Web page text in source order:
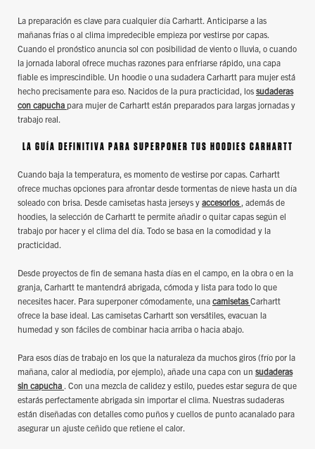
La preparación es clave para cualquier día Carhartt. Anticiparse a las
mañanas frías o al clima impredecible empieza por vestirse por capas.
Cuando el pronóstico anuncia sol con posibilidad de viento o lluvia, o cuando
la jornada laboral ofrece muchas razones para enfriarse rápido, una capa
fiable es imprescindible. Un hoodie o una sudadera Carhartt para mujer está
hecho precisamente para eso. Nacidos de la pura practicidad, los sudaderas
con capucha para mujer de Carhartt están preparados para largas jornadas y
trabajo real.
LA GUÍA DEFINITIVA PARA SUPERPONER TUS HOODIES CARHARTT
Cuando baja la temperatura, es momento de vestirse por capas. Carhartt
ofrece muchas opciones para afrontar desde tormentas de nieve hasta un día
soleado con brisa. Desde camisetas hasta jerseys y accesorios , además de
hoodies, la selección de Carhartt te permite añadir o quitar capas según el
trabajo por hacer y el clima del día. Todo se basa en la comodidad y la
practicidad.
Desde proyectos de fin de semana hasta días en el campo, en la obra o en la
granja, Carhartt te mantendrá abrigada, cómoda y lista para todo lo que
necesites hacer. Para superponer cómodamente, una camisetasCarhartt
ofrece la base ideal. Las camisetas Carhartt son versátiles, evacuan la
humedad y son fáciles de combinar hacia arriba o hacia abajo.
Para esos días de trabajo en los que la naturaleza da muchos giros (frío por la
mañana, calor al mediodía, por ejemplo), añade una capa con un sudaderas
sin capucha . Con una mezcla de calidez y estilo, puedes estar segura de que
estarás perfectamente abrigada sin importar el clima. Nuestras sudaderas
están diseñadas con detalles como puños y cuellos de punto acanalado para
asegurar un ajuste ceñido que retiene el calor.